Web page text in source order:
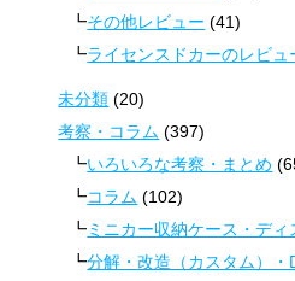
その他レビュー (41)
ライセンスドカーのレビュ
未分類 (20)
考察・コラム (397)
いろいろな考察・まとめ
コラム (102)
ミニカー収納ケース・ディ
分解・改造（カスタム）・